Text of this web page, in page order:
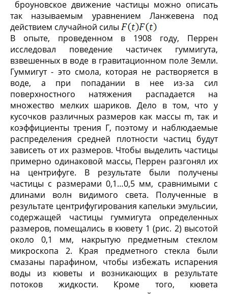
броуновское движение частицы можно описать
так называемым уравнением Ланжевена под
действием случайной силы
В опыте, проведенном в 1908 году, Перрен
исследовал поведение частичек гуммигута,
взвешенных в воде в гравитационном поле Земли.
Гуммигут - это смола, которая не растворяется в
воде, а при попадании в нее из-за сил
поверхностного натяжения распадается на
множество мелких шариков. Дело в том, что у
кусочков различных размеров как массы m, так и
коэффициенты трения Г, поэтому и наблюдаемые
распределения средней плотности частиц будут
зависеть от их размеров. Чтобы выделить частицы
примерно одинаковой массы, Перрен разгонял их
на центрифуге. В результате были получены
частицы с размерами 0,1…0,5 мм, сравнимыми с
длинами волн видимого света. Полученные в
результате центрифугирования капельки эмульсии,
содержащей частицы гуммигута определенных
размеров, помещались в кювету 1 (рис. 2) высотой
около 0,1 мм, накрытую предметным стеклом
микроскопа 2. Края предметного стекла были
смазаны парафином, чтобы избежать испарения
воды из кюветы и возникающих в результате
потоков жидкости. Кроме того, кювета